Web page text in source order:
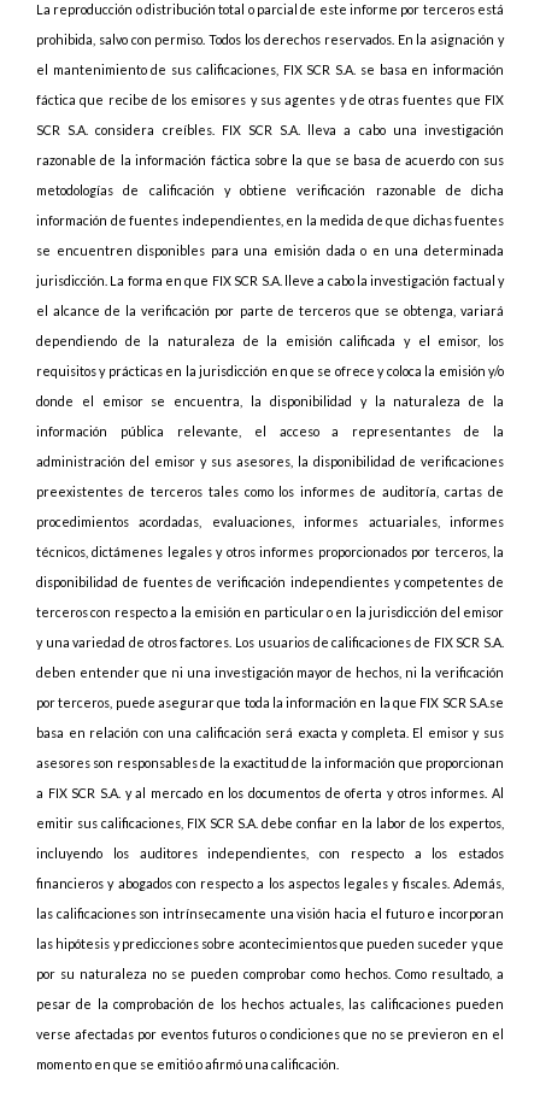
La reproducción o distribución total o parcial de este informe por terceros está
prohibida, salvo con permiso. Todos los derechos reservados. En la asignación y
el mantenimiento de sus calificaciones, FIX SCR S.A. se basa en información
fáctica que recibe de los emisores y sus agentes y de otras fuentes que FIX
SCR S.A. considera creíbles. FIX SCR S.A. lleva a cabo una investigación
razonable de la información fáctica sobre la que se basa de acuerdo con sus
metodologías de calificación y obtiene verificación razonable de dicha
información de fuentes independientes, en la medida de que dichas fuentes
se encuentren disponibles para una emisión dada o en una determinada
jurisdicción. La forma en que FIX SCR S.A. lleve a cabo la investigación factual y
el alcance de la verificación por parte de terceros que se obtenga, variará
dependiendo de la naturaleza de la emisión calificada y el emisor, los
requisitos y prácticas en la jurisdicción en que se ofrece y coloca la emisión y/o
donde el emisor se encuentra, la disponibilidad y la naturaleza de la
información pública relevante, el acceso a representantes de la
administración del emisor y sus asesores, la disponibilidad de verificaciones
preexistentes de terceros tales como los informes de auditoría, cartas de
procedimientos acordadas, evaluaciones, informes actuariales, informes
técnicos, dictámenes legales y otros informes proporcionados por terceros, la
disponibilidad de fuentes de verificación independientes y competentes de
terceros con respecto a la emisión en particular o en la jurisdicción del emisor
y una variedad de otros factores. Los usuarios de calificaciones de FIX SCR S.A.
deben entender que ni una investigación mayor de hechos, ni la verificación
por terceros, puede asegurar que toda la información en la que FIX SCR S.A.se
basa en relación con una calificación será exacta y completa. El emisor y sus
asesores son responsables de la exactitud de la información que proporcionan
a FIX SCR S.A. y al mercado en los documentos de oferta y otros informes. Al
emitir sus calificaciones, FIX SCR S.A. debe confiar en la labor de los expertos,
incluyendo los auditores independientes, con respecto a los estados
financieros y abogados con respecto a los aspectos legales y fiscales. Además,
las calificaciones son intrínsecamente una visión hacia el futuro e incorporan
las hipótesis y predicciones sobre acontecimientos que pueden suceder y que
por su naturaleza no se pueden comprobar como hechos. Como resultado, a
pesar de la comprobación de los hechos actuales, las calificaciones pueden
verse afectadas por eventos futuros o condiciones que no se previeron en el
momento en que se emitió o afirmó una calificación.